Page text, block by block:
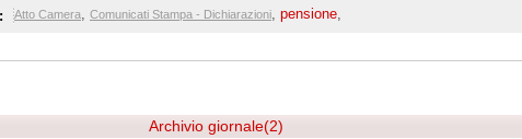
di una risoluzione che impegna il Governo a reperire, nel quadro delle complessive
le risorse necessarie per la copertura del provvedimento
Atto Camera, Comunicati Stampa - Dichiarazioni, pensione,
Archivio giornale(2)